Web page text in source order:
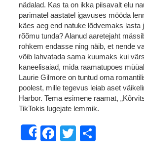
nädalad. Kas ta on ikka piisavalt elu
parimatel aastatel igavuses mööda
käes aeg end natuke lõdvemaks lasta
rõõmu tunda? Alanud aaretejaht
rohkem endasse ning näib, et nende
võib lahvatada sama kuumaks kui
kaneelisaiad, mida raamatupoes
Laurie Gilmore on tuntud oma
poolest, mille tegevus leiab aset
Harbor. Tema esimene raamat,
TikTokis lugejate lemmik.
ShareFacebook
Twitter